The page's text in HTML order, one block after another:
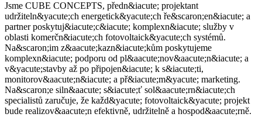
Jsme CUBE CONCEPTS, předn&iacute; projektant
udržiteln&yacute;ch energetick&yacute;ch ře&scaron;en&iacute; a
partner poskytuj&iacute;c&iacute; komplexn&iacute; služby v
oblasti komerčn&iacute;ch fotovoltaick&yacute;ch systémů.
Na&scaron;im z&aacute;kazn&iacute;kům poskytujeme
komplexn&iacute; podporu od pl&aacute;nov&aacute;n&iacute; a
v&yacute;stavby až po připojen&iacute; k s&iacute;ti,
monitorov&aacute;n&iacute; a př&iacute;m&yacute; marketing.
Na&scaron;e siln&aacute; s&iacute;ť sol&aacute;rn&iacute;ch
specialistů zaručuje, že každ&yacute; fotovoltaick&yacute; projekt
bude realizov&aacute;n efektivně, udržitelně a hospod&aacute;rně.